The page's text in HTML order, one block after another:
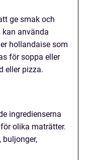
ge smak och
använda
hollandaise som
för soppa eller
eller pizza.
ingredienserna
olika maträtter.
buljonger,